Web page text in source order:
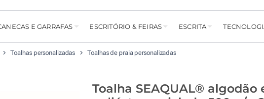
E GARRAFAS ESCRITÓRIO & FEIRAS ESCRITA
Toalhas personalizadas Toalhas de praia personalizadas
Toalha SEAQUAL® algodão